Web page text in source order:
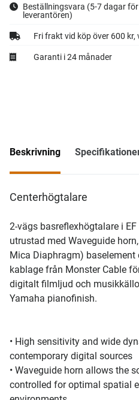
Beställningsvara (5-7 dagar
leverantören)
Fri frakt vid köp över 600
Garanti i 24 månader
Beskrivning
Centerhögtalare
2-vägs basreflexhögtalare i
utrustad med Waveguide
Mica Diaphragm)
kablage från Monster Cable
digitalt filmljud och
Yamaha pianofinish.
• High sensitivity and wide
contemporary digital sources
• Waveguide horn allows the
controlled for optimal spatial